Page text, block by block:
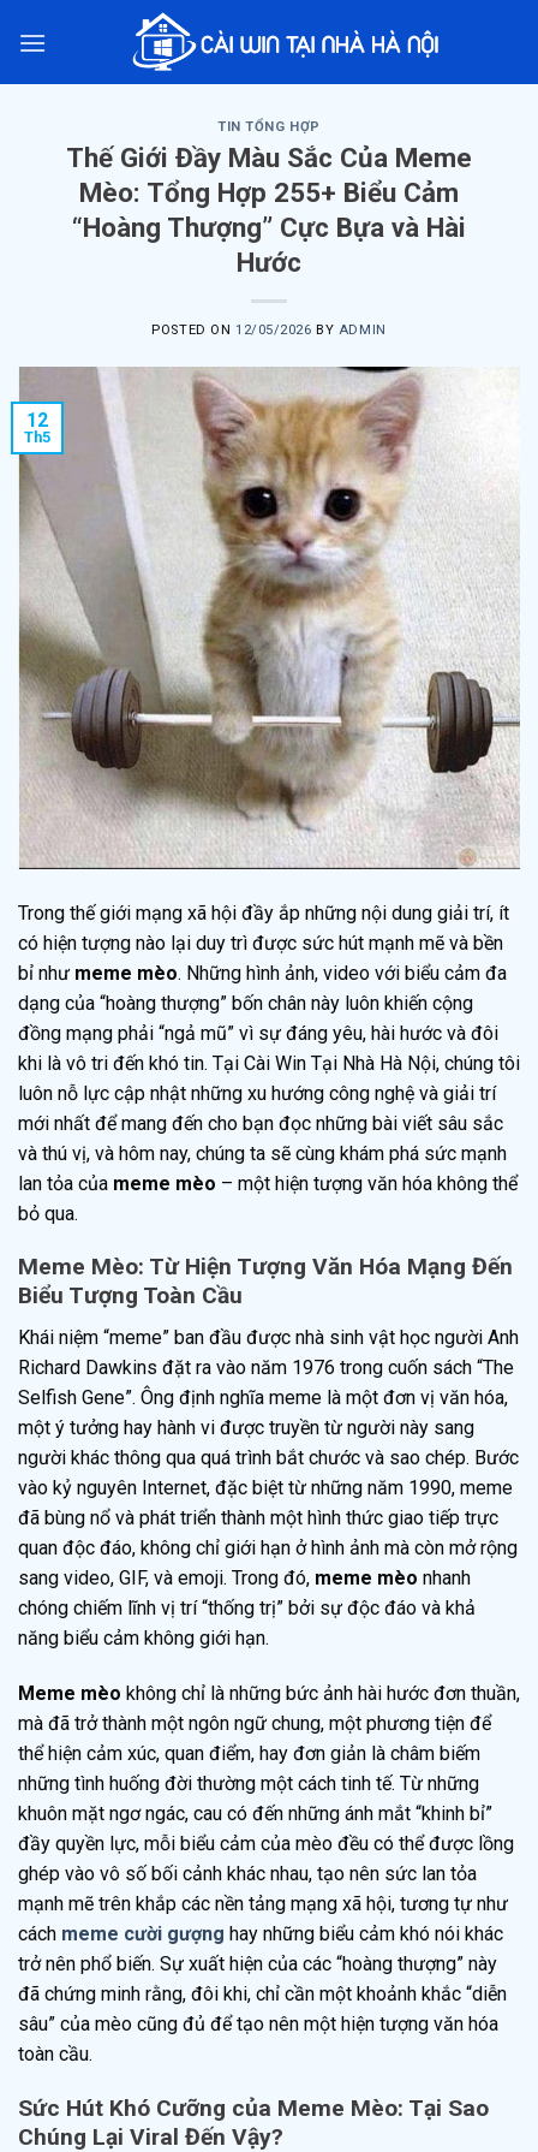
TIN TỔNG HỢP
Thế Giới Đầy Màu Sắc Của Meme
Mèo: Tổng Hợp 255+ Biểu Cảm
“Hoàng Thượng” Cực Bựa và Hài
Hước
POSTED ON 12/05/2026 BY ADMIN
12
Th5
Trong thế giới mạng xã hội đầy ắp những nội dung giải trí, ít
có hiện tượng nào lại duy trì được sức hút mạnh mẽ và bền
bỉ như meme mèo. Những hình ảnh, video với biểu cảm đa
dạng của “hoàng thượng” bốn chân này luôn khiến cộng
đồng mạng phải “ngả mũ” vì sự đáng yêu, hài hước và đôi
khi là vô tri đến khó tin. Tại Cài Win Tại Nhà Hà Nội, chúng tôi
luôn nỗ lực cập nhật những xu hướng công nghệ và giải trí
mới nhất để mang đến cho bạn đọc những bài viết sâu sắc
và thú vị, và hôm nay, chúng ta sẽ cùng khám phá sức mạnh
lan tỏa của meme mèo – một hiện tượng văn hóa không thể
bỏ qua.
Meme Mèo: Từ Hiện Tượng Văn Hóa Mạng Đến
Biểu Tượng Toàn Cầu
Khái niệm “meme” ban đầu được nhà sinh vật học người Anh
Richard Dawkins đặt ra vào năm 1976 trong cuốn sách “The
Selfish Gene”. Ông định nghĩa meme là một đơn vị văn hóa,
một ý tưởng hay hành vi được truyền từ người này sang
người khác thông qua quá trình bắt chước và sao chép. Bước
vào kỷ nguyên Internet, đặc biệt từ những năm 1990, meme
đã bùng nổ và phát triển thành một hình thức giao tiếp trực
quan độc đáo, không chỉ giới hạn ở hình ảnh mà còn mở rộng
sang video, GIF, và emoji. Trong đó, meme mèo nhanh
chóng chiếm lĩnh vị trí “thống trị” bởi sự độc đáo và khả
năng biểu cảm không giới hạn.
Meme mèo không chỉ là những bức ảnh hài hước đơn thuần,
mà đã trở thành một ngôn ngữ chung, một phương tiện để
thể hiện cảm xúc, quan điểm, hay đơn giản là châm biếm
những tình huống đời thường một cách tinh tế. Từ những
khuôn mặt ngơ ngác, cau có đến những ánh mắt “khinh bỉ”
đầy quyền lực, mỗi biểu cảm của mèo đều có thể được lồng
ghép vào vô số bối cảnh khác nhau, tạo nên sức lan tỏa
mạnh mẽ trên khắp các nền tảng mạng xã hội, tương tự như
cách meme cười gượng hay những biểu cảm khó nói khác
trở nên phổ biến. Sự xuất hiện của các “hoàng thượng” này
đã chứng minh rằng, đôi khi, chỉ cần một khoảnh khắc “diễn
sâu” của mèo cũng đủ để tạo nên một hiện tượng văn hóa
toàn cầu.
Sức Hút Khó Cưỡng của Meme Mèo: Tại Sao
Chúng Lại Viral Đến Vậy?